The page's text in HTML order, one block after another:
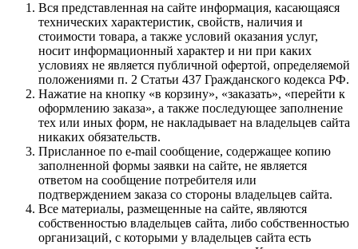
Вся представленная на сайте информация, касающаяся
технических характеристик, свойств, наличия и
стоимости товара, а также условий оказания услуг,
носит информационный характер и ни при каких
условиях не является публичной офертой, определяемой
положениями п. 2 Статьи 437 Гражданского кодекса РФ.
Нажатие на кнопку «в корзину», «заказать», «перейти к
оформлению заказа», а также последующее заполнение
тех или иных форм, не накладывает на владельцев сайта
никаких обязательств.
Присланное по e-mail сообщение, содержащее копию
заполненной формы заявки на сайте, не является
ответом на сообщение потребителя или
подтверждением заказа со стороны владельцев сайта.
Все материалы, размещенные на сайте, являются
собственностью владельцев сайта, либо собственностью
организаций, с которыми у владельцев сайта есть